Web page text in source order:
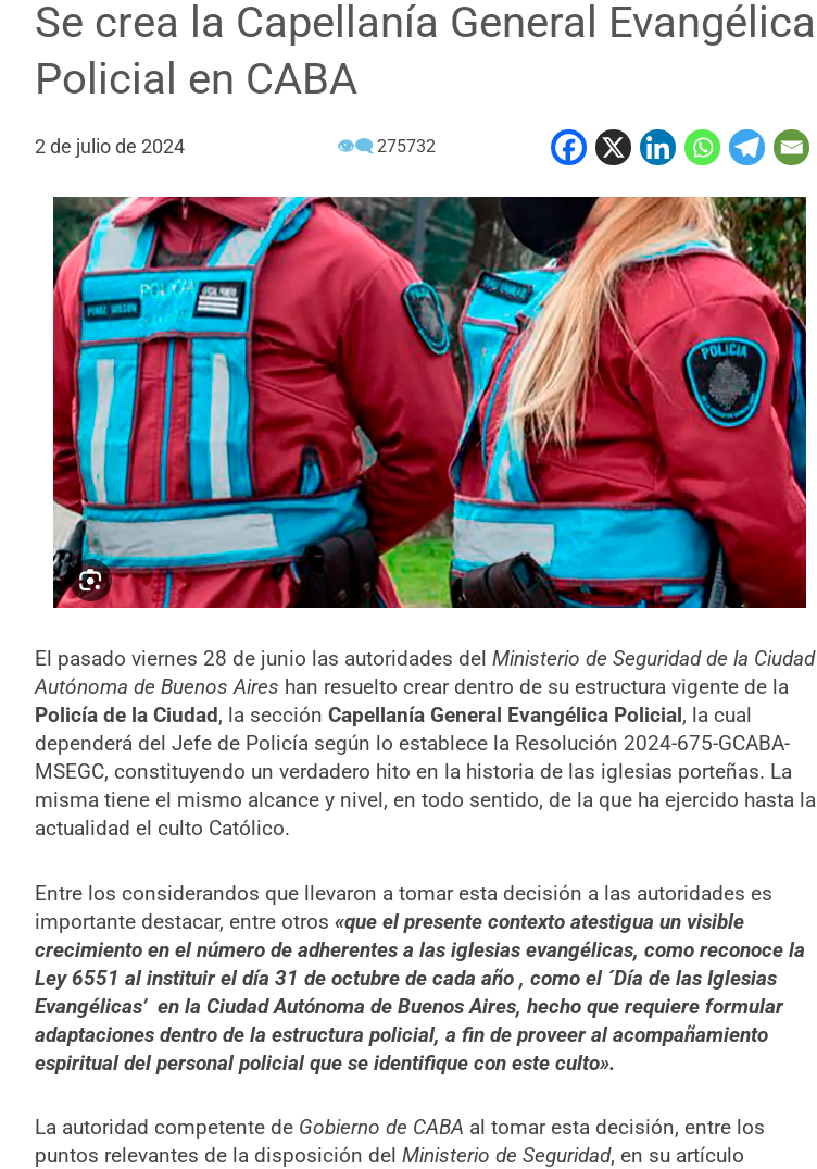
Se crea la Capellanía General Evangélica
Policial en CABA
2 de julio de 2024 👁‍🗨 275732
El pasado viernes 28 de junio las autoridades del Ministerio de Seguridad de la Ciudad
Autónoma de Buenos Aires han resuelto crear dentro de su estructura vigente de la
Policía de la Ciudad, la sección Capellanía General Evangélica Policial, la cual
dependerá del Jefe de Policía según lo establece la Resolución 2024-675-GCABA-
MSEGC, constituyendo un verdadero hito en la historia de las iglesias porteñas. La
misma tiene el mismo alcance y nivel, en todo sentido, de la que ha ejercido hasta la
actualidad el culto Católico.
Entre los considerandos que llevaron a tomar esta decisión a las autoridades es
importante destacar, entre otros «que el presente contexto atestigua un visible
crecimiento en el número de adherentes a las iglesias evangélicas, como reconoce la
Ley 6551 al instituir el día 31 de octubre de cada año , como el ´Día de las Iglesias
Evangélicas’ en la Ciudad Autónoma de Buenos Aires, hecho que requiere formular
adaptaciones dentro de la estructura policial, a fin de proveer al acompañamiento
espiritual del personal policial que se identifique con este culto».
La autoridad competente de Gobierno de CABA al tomar esta decisión, entre los
puntos relevantes de la disposición del Ministerio de Seguridad, en su artículo